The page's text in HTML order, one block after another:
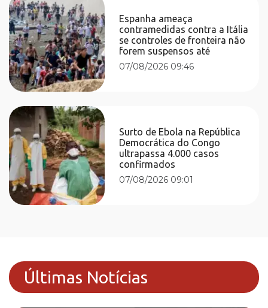
Espanha ameaça
contramedidas contra a Itália
se controles de fronteira não
forem suspensos até
07/08/2026 09:46
Surto de Ebola na República
Democrática do Congo
ultrapassa 4.000 casos
confirmados
07/08/2026 09:01
Últimas Notícias